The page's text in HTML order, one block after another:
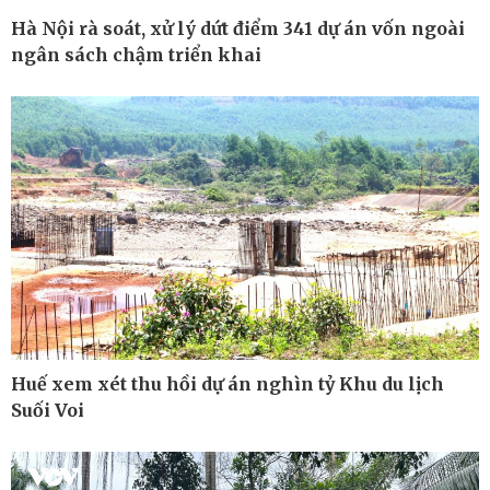
Ô tô - Xe máy
Ô tô
Xe máy
Tư vấn
Doanh nghiệp
Thông tin doanh nghiệp
Doanh nghiệp 24h
Doanh nhân
Vì cộng đồng
Hà Nội rà soát, xử lý dứt điểm 341 dự án vốn ngoài
ngân sách chậm triển khai
Huế xem xét thu hồi dự án nghìn tỷ Khu du lịch
Suối Voi